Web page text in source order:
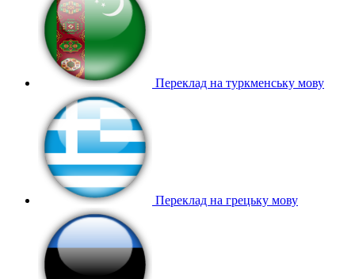
Переклад на туркменську мову
Переклад на грецьку мову